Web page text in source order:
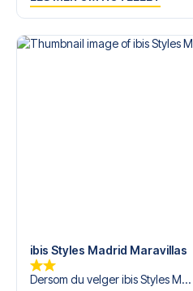
ibis Styles Madrid Maravillas
Dersom du velger ibis Styles M...